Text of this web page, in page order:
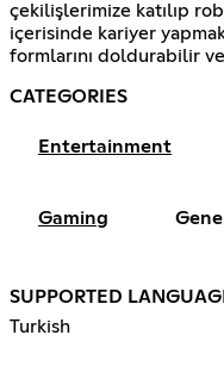
çekilişlerimize katılıp
içerisinde kariyer
formlarını doldurabilir
CATEGORIES
Entertainment
Gaming
SUPPORTED
Turkish